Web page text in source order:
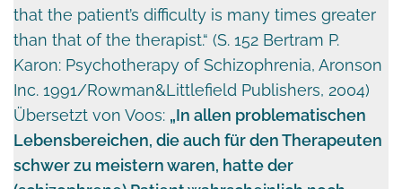
that the patient’s difficulty is many times greater
than that of the therapist.“ (S. 152 Bertram P.
Karon: Psychotherapy of Schizophrenia, Aronson
Inc. 1991/Rowman&Littlefield Publishers, 2004)
Übersetzt von Voos: „In allen problematischen
Lebensbereichen, die auch für den Therapeuten
schwer zu meistern waren, hatte der